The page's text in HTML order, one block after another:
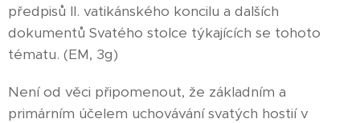
předpisů II. vatikánského koncilu a dalších
dokumentů Svatého stolce týkajících se tohoto
tématu. (EM, 3g)
Není od věci připomenout, že základním a
primárním účelem uchovávání svatých hostií v